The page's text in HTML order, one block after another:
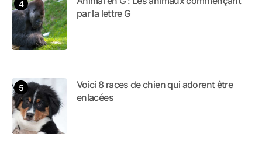
par la lettre G
Voici 8 races de chien qui adorent être
enlacées